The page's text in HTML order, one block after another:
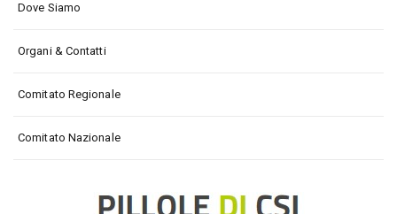
Dove Siamo
Organi & Contatti
Comitato Regionale
Comitato Nazionale